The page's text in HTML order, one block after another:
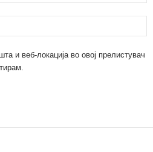
и веб-локација во овој прелистувач